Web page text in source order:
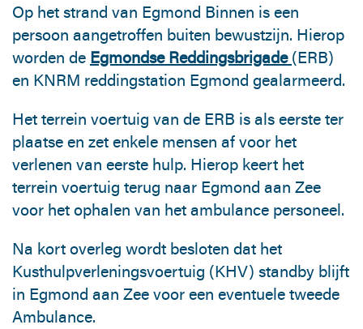
Op het strand van Egmond Binnen is een
persoon aangetroffen buiten bewustzijn. Hierop
worden de Egmondse Reddingsbrigade(ERB)
en KNRM reddingstation Egmond gealarmeerd.
Het terrein voertuig van de ERB is als eerste ter
plaatse en zet enkele mensen af voor het
verlenen van eerste hulp. Hierop keert het
terrein voertuig terug naar Egmond aan Zee
voor het ophalen van het ambulance personeel.
Na kort overleg wordt besloten dat het
Kusthulpverleningsvoertuig (KHV) standby blijft
in Egmond aan Zee voor een eventuele tweede
Ambulance.